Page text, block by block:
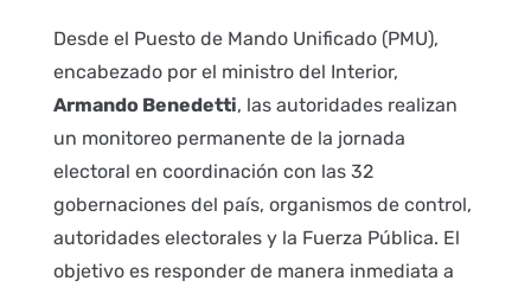
Desde el Puesto de Mando Unificado (PMU),
encabezado por el ministro del Interior,
Armando Benedetti, las autoridades realizan
un monitoreo permanente de la jornada
electoral en coordinación con las 32
gobernaciones del país, organismos de control,
autoridades electorales y la Fuerza Pública. El
objetivo es responder de manera inmediata a